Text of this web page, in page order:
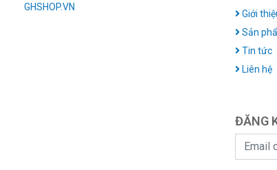
GHSHOP.VN
Giới
Sản
Tin tức
Liên hệ
ĐĂNG